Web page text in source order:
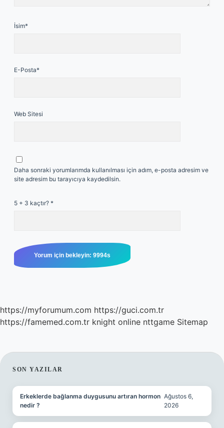
İsim*
E-Posta*
Web Sitesi
Daha sonraki yorumlarımda kullanılması için adım, e-posta adresim ve
site adresim bu tarayıcıya kaydedilsin.
5 + 3 kaçtır? *
https://myforumum.com https://guci.com.tr
https://famemed.com.tr knight online nttgame Sitemap
SIDEBAR
SON YAZILAR
Erkeklerde bağlanma duygusunu artıran hormon
nedir ?
Ağustos 6,
2026